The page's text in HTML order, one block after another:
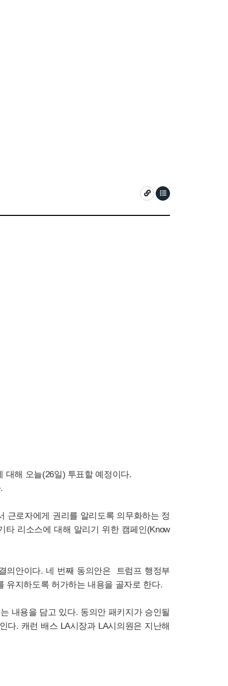
대해 오늘(26일) 투표할 예정이다.
근로자에게 권리를 알리도록 의무화하는 정
타 리소스에 대해 알리기 위한 캠페인(Know
의안이다. 네 번째 동의안은 트럼프 행정부
유지하도록 허가하는 내용을 골자로 한다.
내용을 담고 있다. 동의안 패키지가 승인될
다. 캐런 배스 LA시장과 LA시의원은 지난해